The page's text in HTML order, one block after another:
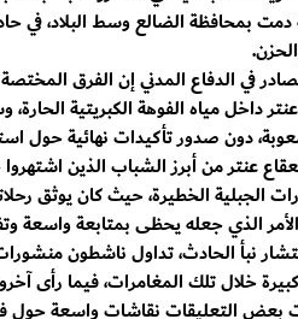
دمت بمحافظة الضالع وسط البلاد، في
في الدفاع المدني إن الفرق
داخل مياه الفوهة الكبريتية
دون صدور تأكيدات نهائية حول
عنتر من أبرز الشباب الذين
الجبلية الخطيرة، حيث كان يوثق
الأمر الذي جعله يحظى بمتابعة واسعة
نبأ الحادث، تداول ناشطون
خلال تلك المغامرات، فيما رأى
بعض التعليقات نقاشات واسعة حول